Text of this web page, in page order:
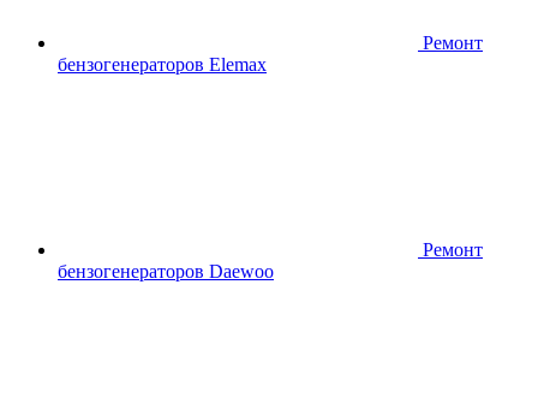
Ремонт
бензогенераторов Elemax
Ремонт
бензогенераторов Daewoo